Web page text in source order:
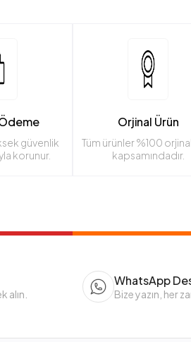
güvenlik
korunur.
Orjinal Ürün
Tüm ürünler %100
kapsamındadır.
alın.
WhatsApp
Bize yazın, her